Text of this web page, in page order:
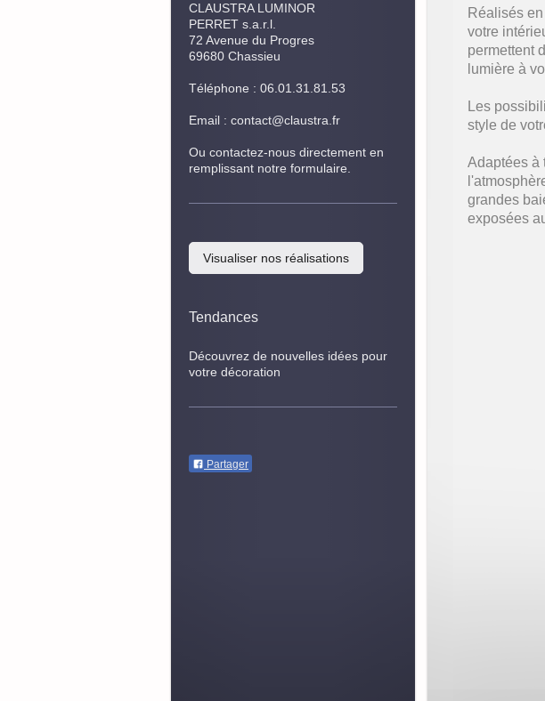
Réalisés
votre
permettent
lumière à
Les
style de
Adaptées à
grandes
exposées
CLAUSTRA LUMINOR
PERRET s.a.r.l.
72 Avenue du Progres
69680 Chassieu
Téléphone : 06.01.31.81.53
Email : contact@claustra.fr
Ou contactez-nous directement en
remplissant notre formulaire.
Visualiser nos réalisations
Tendances
Découvrez de nouvelles idées pour
votre décoration
Partager